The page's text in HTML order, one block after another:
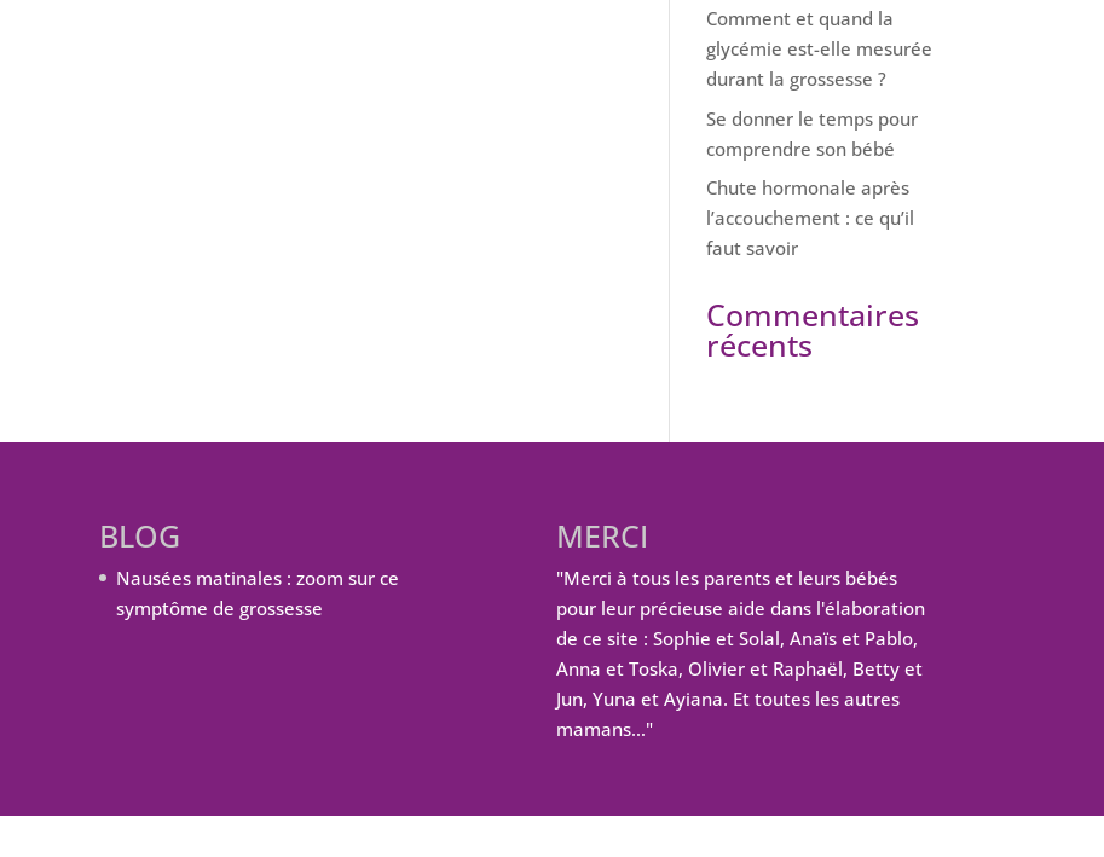
Comment et quand la
glycémie est-elle mesurée
durant la grossesse ?
Se donner le temps pour
comprendre son bébé
Chute hormonale après
l’accouchement : ce qu’il
faut savoir
Commentaires
récents
BLOG
Nausées matinales : zoom sur ce
symptôme de grossesse
MERCI
"Merci à tous les parents et leurs bébés
pour leur précieuse aide dans l'élaboration
de ce site : Sophie et Solal, Anaïs et Pablo,
Anna et Toska, Olivier et Raphaël, Betty et
Jun, Yuna et Ayiana. Et toutes les autres
mamans…"